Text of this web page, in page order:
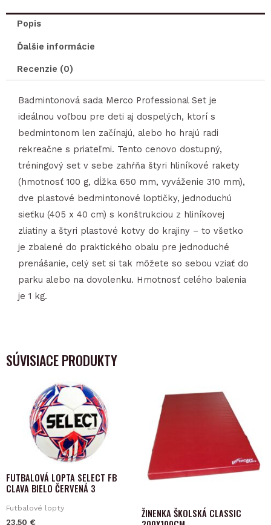
sada
Popis
Ďalšie informácie
Recenzie (0)
Badmintonová sada Merco Professional Set je
ideálnou voľbou pre deti aj dospelých, ktorí s
bedmintonom len začínajú, alebo ho hrajú radi
rekreačne s priateľmi. Tento cenovo dostupný,
tréningový set v sebe zahŕňa štyri hliníkové rakety
(hmotnosť 100 g, dĺžka 650 mm, vyváženie 310 mm),
dve plastové bedmintonové loptičky, jednoduchú
sieťku (405 x 40 cm) s konštrukciou z hliníkovej
zliatiny a štyri plastové kotvy do krajiny – to všetko
je zbalené do praktického obalu pre jednoduché
prenášanie, celý set si tak môžete so sebou vziať do
parku alebo na dovolenku. Hmotnosť celého balenia
je 1 kg.
SÚVISIACE PRODUKTY
FUTBALOVÁ LOPTA SELECT FB
CLAVA BIELO ČERVENÁ 3
Futbalové lopty
23,50 €
ŽINENKA ŠKOLSKÁ CLASSIC
product
multiple
variants.
The
options
be